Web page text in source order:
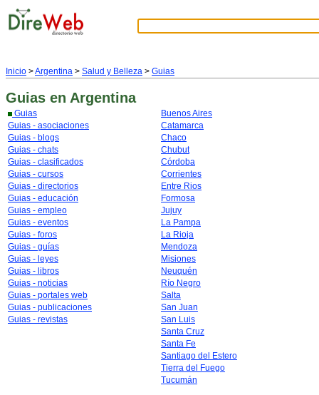
Inicio >Argentina > Salud y Belleza > Guias
Guias en Argentina
Guias
Guias - asociaciones
Guias - blogs
Guias - chats
Guias - clasificados
Guias - cursos
Guias - directorios
Guias - educación
Guias - empleo
Guias - eventos
Guias - foros
Guias - guías
Guias - leyes
Guias - libros
Guias - noticias
Guias - portales web
Guias - publicaciones
Guias - revistas
Buenos Aires
Catamarca
Chaco
Chubut
Córdoba
Corrientes
Entre Rios
Formosa
Jujuy
La Pampa
La Rioja
Mendoza
Misiones
Neuquén
Río Negro
Salta
San Juan
San Luis
Santa Cruz
Santa Fe
Santiago del Estero
Tierra del Fuego
Tucumán